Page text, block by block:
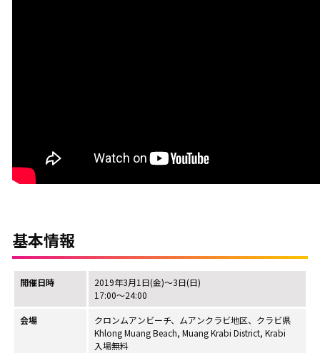
基本情報
開催日時
2019年3月1日(金)～3日(日)
17:00～24:00
会場
クロンムアンビーチ、ムアンクラビ地区、クラビ県
Khlong Muang Beach, Muang Krabi District, Krabi
入場無料